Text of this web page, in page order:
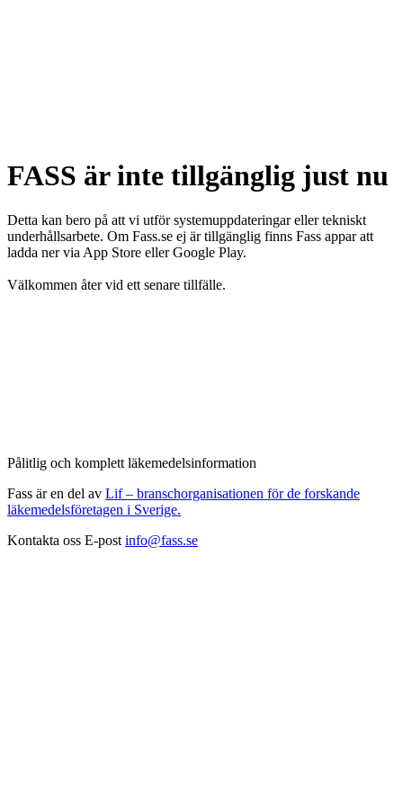
FASS är inte tillgänglig just nu
Detta kan bero på att vi utför systemuppdateringar eller tekniskt
underhållsarbete. Om Fass.se ej är tillgänglig finns Fass appar att
ladda ner via App Store eller Google Play.
Välkommen åter vid ett senare tillfälle.
Pålitlig och komplett läkemedelsinformation
Fass är en del av Lif – branschorganisationen för de forskande
läkemedelsföretagen i Sverige.
Kontakta oss E-post info@fass.se